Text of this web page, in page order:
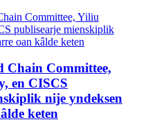
Chain Committee,
en CISCS
nije yndeksen
keten